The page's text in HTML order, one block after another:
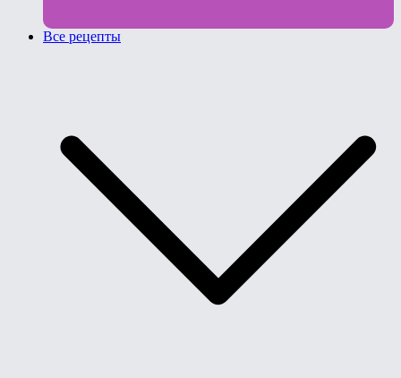
Все рецепты